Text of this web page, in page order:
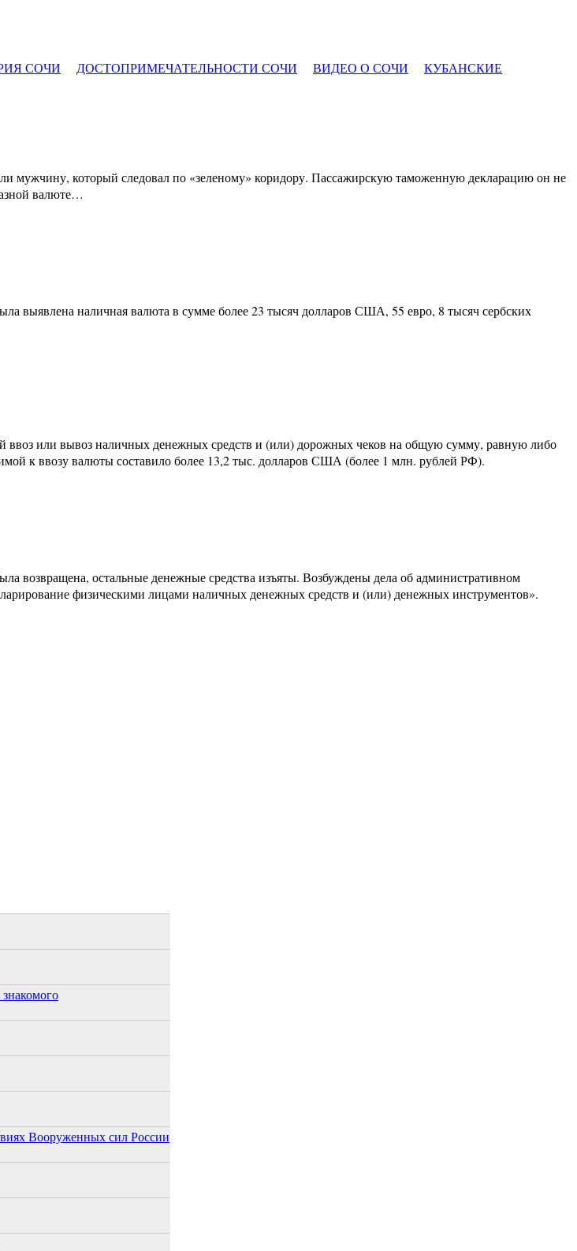
СОЧИ ДОСТОПРИМЕЧАТЕЛЬНОСТИ СОЧИ ВИДЕО О СОЧИ
КУБАНСКИЕ
мужчину, который следовал по «зеленому» коридору. Пассажирскую таможенную декларацию он не
валюте…
выявлена наличная валюта в сумме более 23 тысяч долларов США, 55 евро, 8 тысяч сербских
ввоз или вывоз наличных денежных средств и (или) дорожных чеков на общую сумму, равную либо
к ввозу валюты составило более 13,2 тыс. долларов США (более 1 млн. рублей РФ).
остальные денежные средства изъяты. Возбуждены дела об административном
физическими лицами наличных денежных средств и (или) денежных инструментов».
Вооруженных сил России